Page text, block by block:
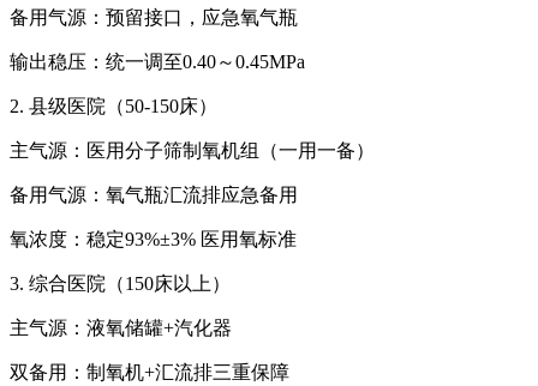
备用气源：预留接口，应急氧气瓶
输出稳压：统一调至0.40～0.45MPa
2. 县级医院（50-150床）
主气源：医用分子筛制氧机组（一用一备）
备用气源：氧气瓶汇流排应急备用
氧浓度：稳定93%±3% 医用氧标准
3. 综合医院（150床以上）
主气源：液氧储罐+汽化器
双备用：制氧机+汇流排三重保障